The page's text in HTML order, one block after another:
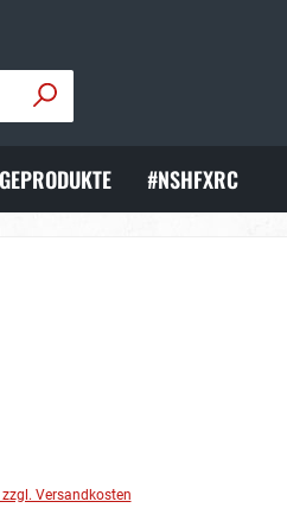
#NSHFXRC
Versandkosten